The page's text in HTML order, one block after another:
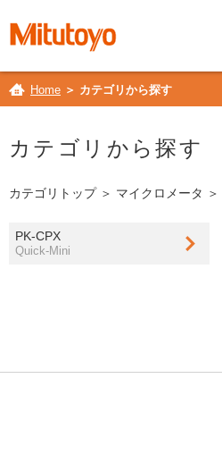
Home ＞ カテゴリから探す
カテゴリから探す
カテゴリトップ ＞ マイクロメータ ＞
PK-CPX
Quick-Mini